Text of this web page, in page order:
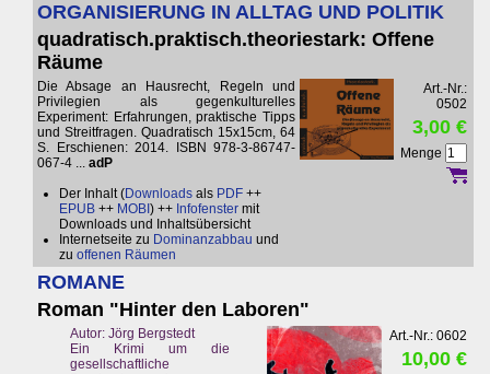
ORGANISIERUNG IN ALLTAG UND POLITIK
quadratisch.praktisch.theoriestark: Offene
Räume
Die Absage an Hausrecht, Regeln und
Privilegien als gegenkulturelles
Experiment: Erfahrungen, praktische Tipps
und Streitfragen. Quadratisch 15x15cm, 64
S. Erschienen: 2014. ISBN 978-3-86747-
067-4 ... adP
Der Inhalt (Downloads als PDF ++
EPUB ++ MOBI ) ++ Infofenster mit
Downloads und Inhaltsübersicht
Internetseite zu Dominanzabbau und
zu offenen Räumen
Art.-Nr.:
0502
3,00 €
Menge
ROMANE
Roman "Hinter den Laboren"
Autor: Jörg Bergstedt
Ein Krimi um die
gesellschaftliche
Art.-Nr.: 0602
10,00 €